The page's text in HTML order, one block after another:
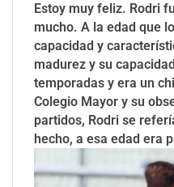
Estoy muy feliz. Rodri
mucho. A la edad que
capacidad y
madurez y su
temporadas y era un
Colegio Mayor y su
partidos, Rodri se
hecho, a esa edad era